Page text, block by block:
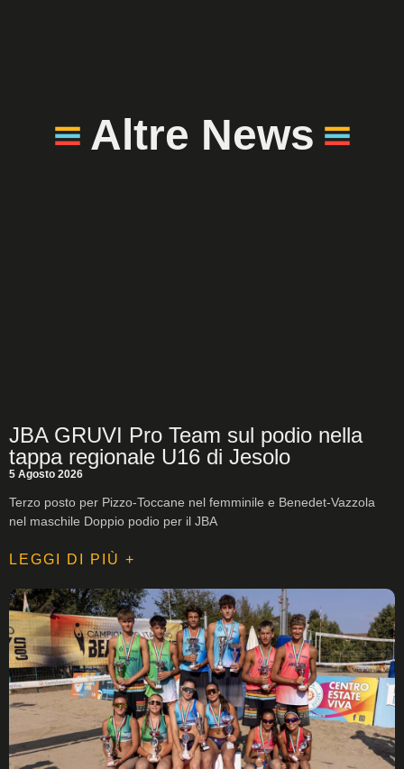
Altre News
JBA GRUVI Pro Team sul podio nella
tappa regionale U16 di Jesolo
5 Agosto 2026
Terzo posto per Pizzo-Toccane nel femminile e Benedet-Vazzola
nel maschile Doppio podio per il JBA
LEGGI DI PIÙ +